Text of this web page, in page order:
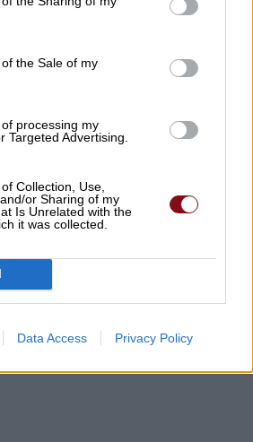
the Sale of my
processing my
Targeted Advertising.
Collection, Use,
or Sharing of my
Is Unrelated with the
it was collected.
Data Access Privacy Policy
Δευτέρας
κατά Καρυστιανού
προσωπικές
Κρανιά Ελασσόνας η
Δείτε εδώ όλα τα νέα